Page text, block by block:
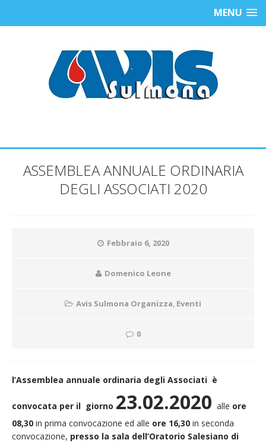
MENU
ASSEMBLEA ANNUALE ORDINARIA
DEGLI ASSOCIATI 2020
Febbraio 6, 2020
Domenico Leone
Avis Sulmona Organizza, Eventi
0
l’Assemblea annuale ordinaria degli Associati è
convocata per il giorno 23.02.2020 alle ore
08,30 in prima convocazione ed alle ore 16,30 in seconda
convocazione, presso la sala dell’Oratorio Salesiano di